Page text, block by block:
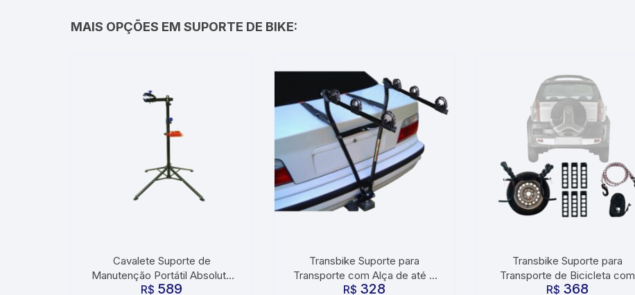
MAIS OPÇÕES EM SUPORTE DE BIKE:
Cavalete Suporte de
Manutenção Portátil Absolute
Nero
R$ 589
Transbike Suporte para
Transporte com Alça de até 3
Bicicletas para Engate Bola
R$ 328
Transbike Suporte para
Transporte de Bicicleta com
Alça de Borracha para Estepe
R$ 368